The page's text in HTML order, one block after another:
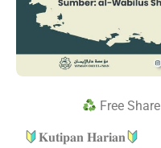
Free Share
𝐊𝐮𝐭𝐢𝐩𝐚𝐧 𝐇𝐚𝐫𝐢𝐚𝐧